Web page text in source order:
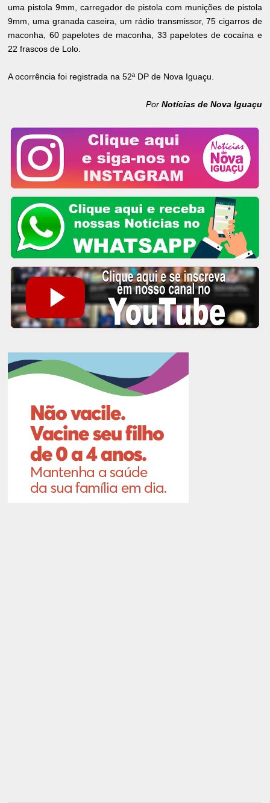
uma pistola 9mm, carregador de pistola com munições de pistola
9mm, uma granada caseira, um rádio transmissor, 75 cigarros de
maconha, 60 papelotes de maconha, 33 papelotes de cocaína e
22 frascos de Lolo.
A ocorrência foi registrada na 52ª DP de Nova Iguaçu.
Por Notícias de Nova Iguaçu